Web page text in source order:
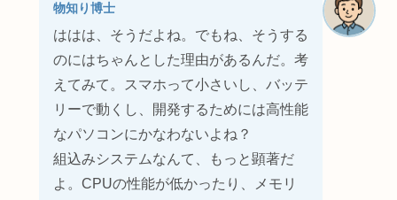
物知り博士
ははは、そうだよね。でもね、そうする
のにはちゃんとした理由があるんだ。考
えてみて。スマホって小さいし、バッテ
リーで動くし、開発するためには高性能
なパソコンにかなわないよね？
組込みシステムなんて、もっと顕著だ
よ。CPUの性能が低かったり、メモリ